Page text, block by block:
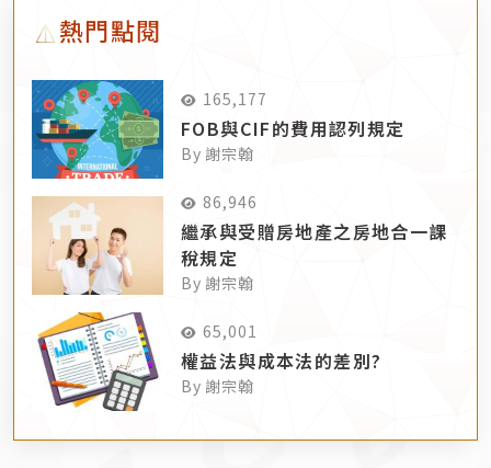
熱門點閱
165,177
FOB與CIF的費用認列規定
By 謝宗翰
86,946
繼承與受贈房地產之房地合一課
稅規定
By 謝宗翰
65,001
權益法與成本法的差別?
By 謝宗翰